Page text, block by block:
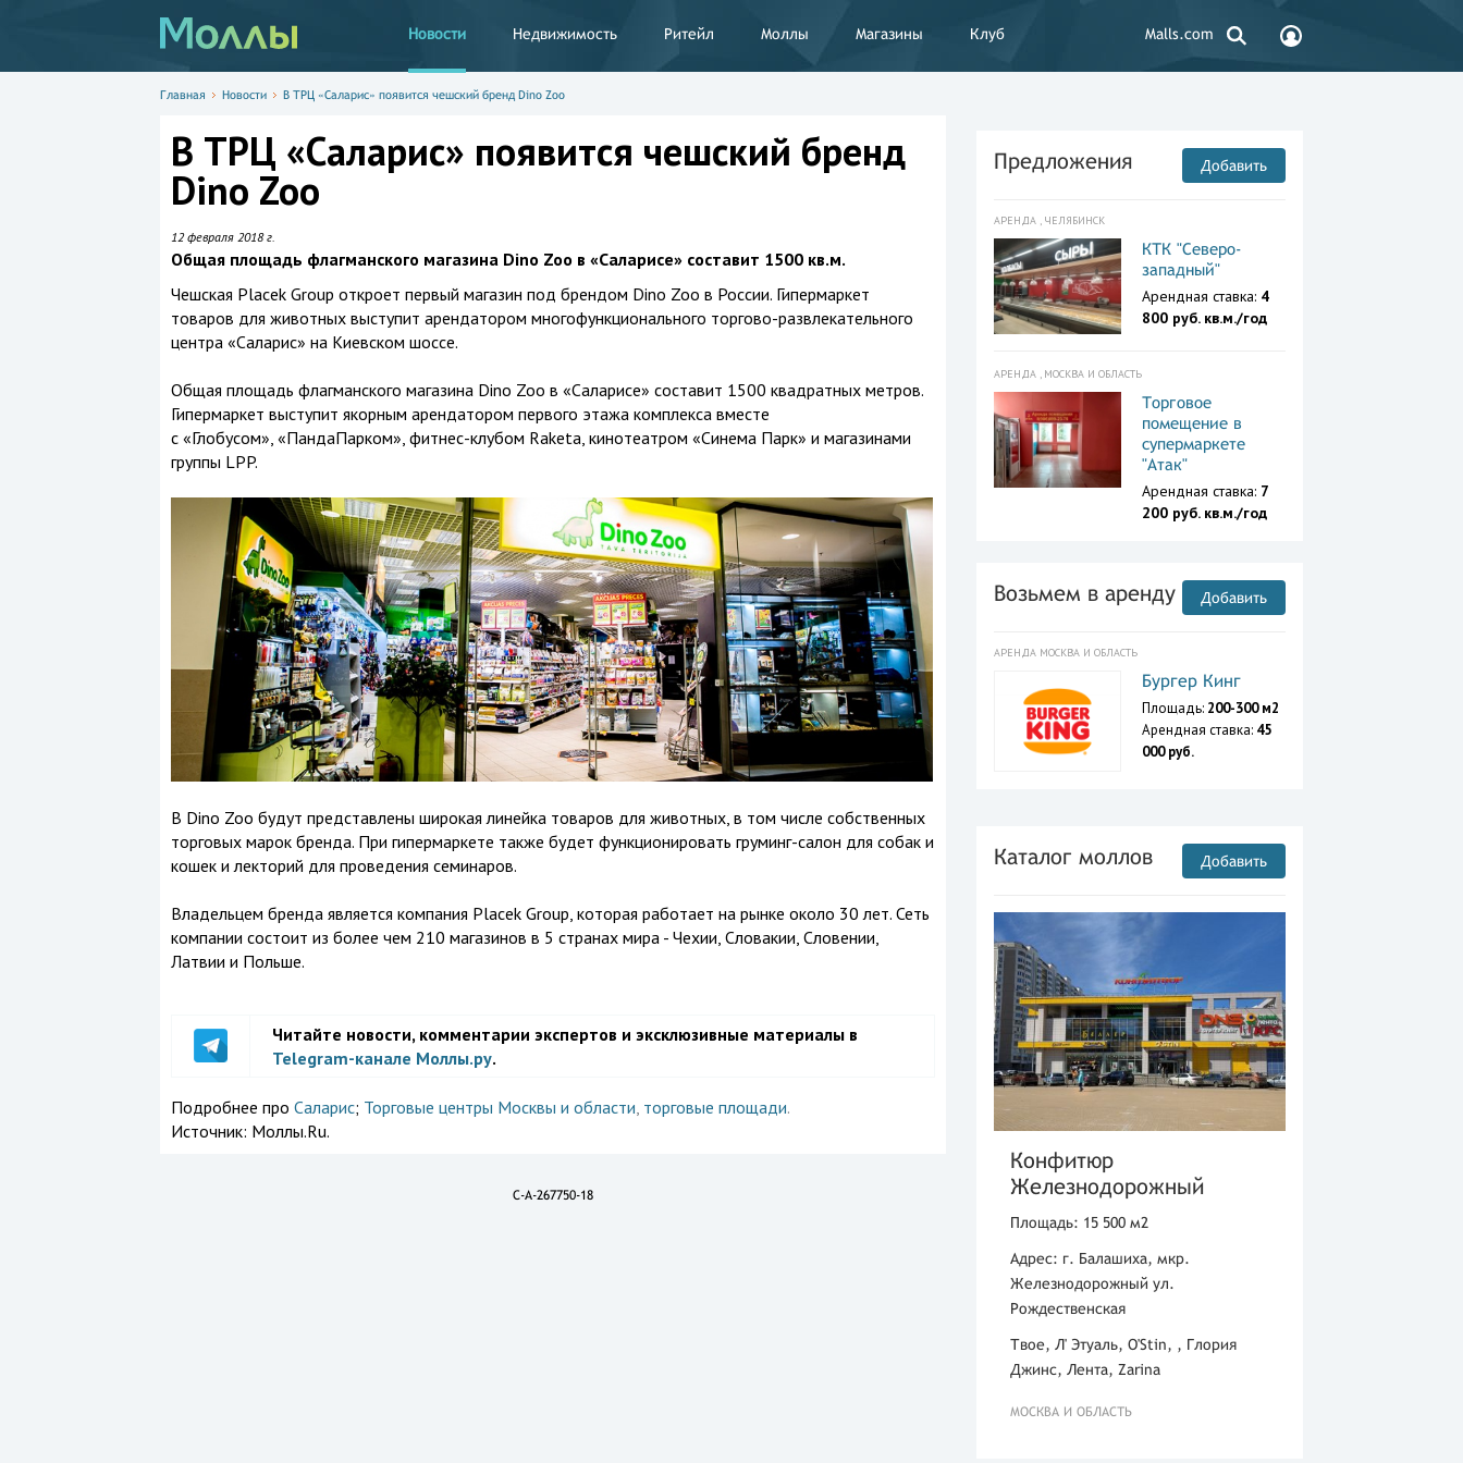
Новости Недвижимость Ритейл Моллы Магазины Клуб Malls.com
Главная Новости В ТРЦ «Саларис» появится чешский бренд Dino Zoo
В ТРЦ «Саларис» появится чешский бренд
Dino Zoo
12 февраля 2018 г.
Общая площадь флагманского магазина Dino Zoo в «Саларисе» составит 1500 кв.м.
Чешская Placek Group откроет первый магазин под брендом Dino Zoo в России. Гипермаркет
товаров для животных выступит арендатором многофункционального торгово-развлекательного
центра «Саларис» на Киевском шоссе.
Общая площадь флагманского магазина Dino Zoo в «Саларисе» составит 1500 квадратных метров.
Гипермаркет выступит якорным арендатором первого этажа комплекса вместе
с «Глобусом», «ПандаПарком», фитнес-клубом Raketa, кинотеатром «Синема Парк» и магазинами
группы LPP.
В Dino Zoo будут представлены широкая линейка товаров для животных, в том числе собственных
торговых марок бренда. При гипермаркете также будет функционировать груминг-салон для собак и
кошек и лекторий для проведения семинаров.
Владельцем бренда является компания Placek Group, которая работает на рынке около 30 лет. Сеть
компании состоит из более чем 210 магазинов в 5 странах мира - Чехии, Словакии, Словении,
Латвии и Польше.
Читайте новости, комментарии экспертов и эксклюзивные материалы в
Telegram-канале Моллы.ру.
Подробнее про Саларис; Торговые центры Москвы и области, торговые площади.
Источник: Моллы.Ru.
C-A-267750-18
Предложения Добавить
АРЕНДА , ЧЕЛЯБИНСК
КТК "Северо-
западный"
Арендная ставка: 4
800 руб. кв.м./год
АРЕНДА , МОСКВА И ОБЛАСТЬ
Торговое
помещение в
супермаркете
"Атак"
Арендная ставка: 7
200 руб. кв.м./год
Возьмем в аренду Добавить
АРЕНДА МОСКВА И ОБЛАСТЬ
Бургер Кинг
Площадь: 200-300 м2
Арендная ставка: 45
000 руб.
Каталог моллов Добавить
Конфитюр
Железнодорожный
Площадь: 15 500 м2
Адрес: г. Балашиха, мкр.
Железнодорожный ул.
Рождественская
Твое, Л' Этуаль, O'Stin, , Глория
Джинс, Лента, Zarina
МОСКВА И ОБЛАСТЬ